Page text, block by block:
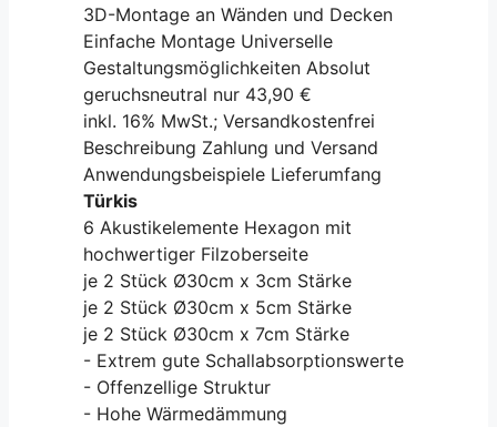
3D-Montage an Wänden und Decken
Einfache Montage Universelle
Gestaltungsmöglichkeiten Absolut
geruchsneutral nur 43,90 €
inkl. 16% MwSt.; Versandkostenfrei
Beschreibung Zahlung und Versand
Anwendungsbeispiele Lieferumfang
Türkis
6 Akustikelemente Hexagon mit
hochwertiger Filzoberseite
je 2 Stück Ø30cm x 3cm Stärke
je 2 Stück Ø30cm x 5cm Stärke
je 2 Stück Ø30cm x 7cm Stärke
- Extrem gute Schallabsorptionswerte
- Offenzellige Struktur
- Hohe Wärmedämmung